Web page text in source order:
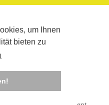
um Ihnen
bieten zu